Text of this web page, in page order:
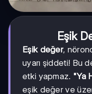
Eşik
Eşik değer,
uyarı şiddeti! Bu
etki yapmaz. "Ya
eşik değer ve